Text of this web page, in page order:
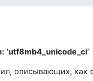
описывающих, как